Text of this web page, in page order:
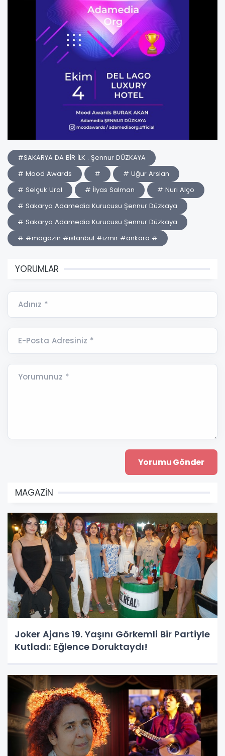
#SAKARYA DA BİR İLK . Şennur DÜZKAYA
# Mood Awards
#
# Uğur Arslan
# Selçuk Ural
# İlyas Salman
# Nuri Alço
# Sakarya Adamedia Kurucusu Şennur Düzkaya
# Sakarya Adamedia Kurucusu Şennur Düzkaya
# #magazin #istanbul #izmir #ankara #
YORUMLAR
Adınız *
E-Posta Adresiniz *
Yorumunuz *
MAGAZİN
Joker Ajans 19. Yaşını Görkemli Bir Partiyle
Kutladı: Eğlence Doruktaydı!